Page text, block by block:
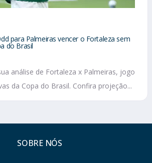
para Palmeiras vencer o Fortaleza sem
do Brasil
análise de Fortaleza x Palmeiras, jogo
da Copa do Brasil. Confira projeção...
SOBRE NÓS